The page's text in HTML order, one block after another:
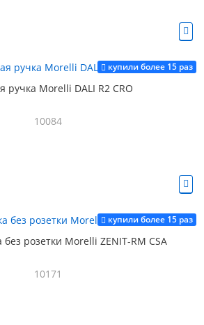
купили более 15 раз
ручка Morelli DALI R2 CRO
10084
купили более 15 раз
розетки Morelli ZENIT-RM CSA
10171